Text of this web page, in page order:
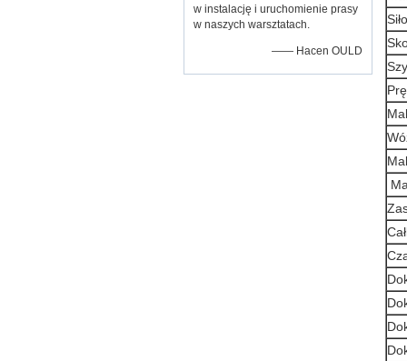
w instalację i uruchomienie prasy
w naszych warsztatach.
—— Hacen OULD